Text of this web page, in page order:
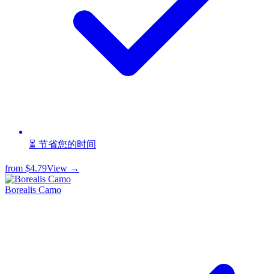
⏳ 节省您的时间
from $4.79View →
Borealis Camo